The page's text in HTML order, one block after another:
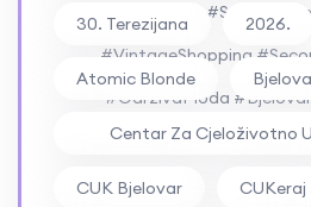
#Vintage
#VintageShopping
#OdrživaModa
#RockFestival
30. Terezijana 2026.
Atomic Blonde
Centar Za Cjeloživotno
CUK Bjelovar CUKeraj